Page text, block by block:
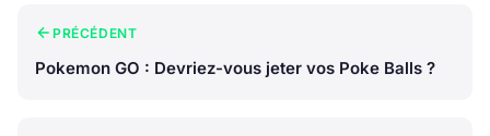
PRÉCÉDENT
Pokemon GO : Devriez-vous jeter vos Poke Balls ?